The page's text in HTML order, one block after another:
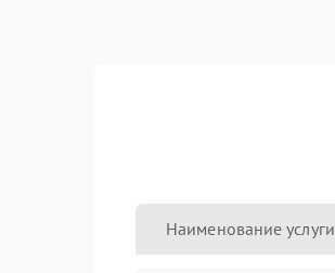
Наименование услуги